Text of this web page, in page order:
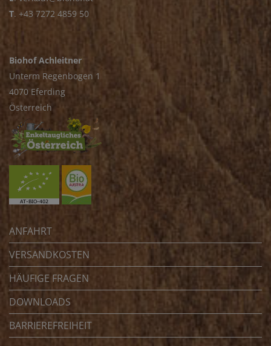
T. +43 7272 4859 50
Biohof Achleitner
Unterm Regenbogen 1
4070 Eferding
Österreich
ANFAHRT
VERSANDKOSTEN
HÄUFIGE FRAGEN
DOWNLOADS
BARRIEREFREIHEIT